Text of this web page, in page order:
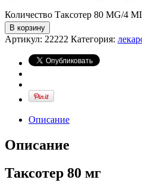
Количество Таксотер 80 MG/4
В корзину
Артикул: 22222 Категория:
Описание
Описание
Таксотер 80 мг